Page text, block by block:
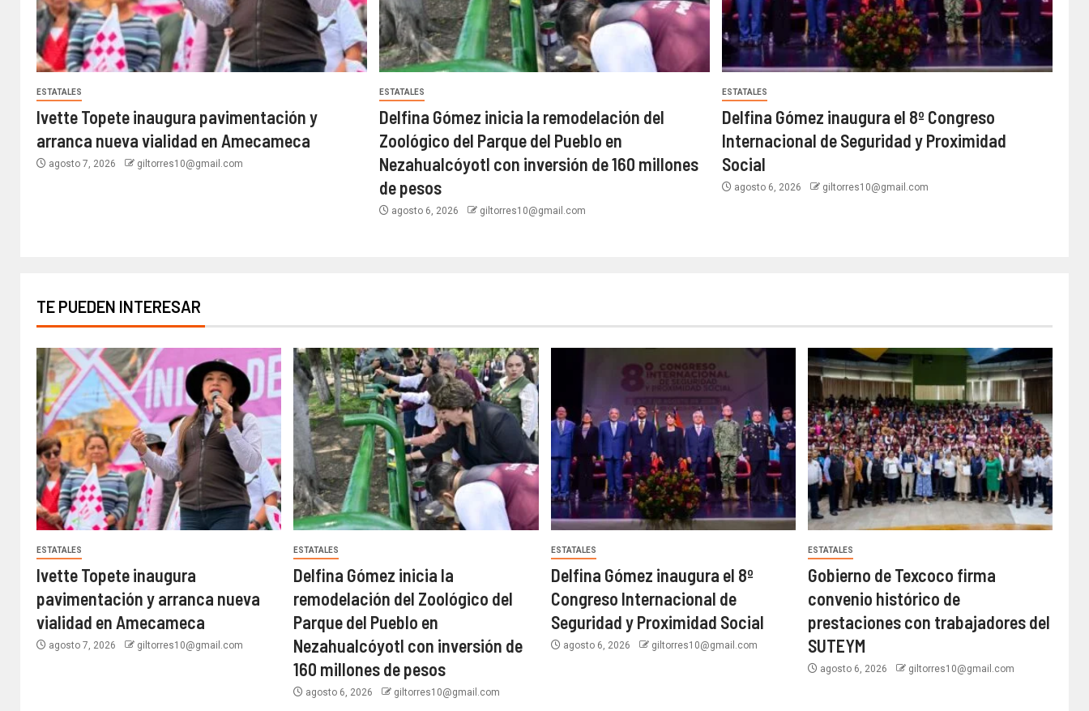
ESTATALES
Ivette Topete inaugura pavimentación y
arranca nueva vialidad en Amecameca
agosto 7, 2026 giltorres10@gmail.com
ESTATALES
Delfina Gómez inicia la remodelación del
Zoológico del Parque del Pueblo en
Nezahualcóyotl con inversión de 160 millones
de pesos
agosto 6, 2026 giltorres10@gmail.com
ESTATALES
Delfina Gómez inaugura el 8º Congreso
Internacional de Seguridad y Proximidad
Social
agosto 6, 2026 giltorres10@gmail.com
TE PUEDEN INTERESAR
ESTATALES
Ivette Topete inaugura
pavimentación y arranca nueva
vialidad en Amecameca
agosto 7, 2026 giltorres10@gmail.com
ESTATALES
Delfina Gómez inicia la
remodelación del Zoológico del
Parque del Pueblo en
Nezahualcóyotl con inversión de
160 millones de pesos
agosto 6, 2026 giltorres10@gmail.com
ESTATALES
Delfina Gómez inaugura el 8º
Congreso Internacional de
Seguridad y Proximidad Social
agosto 6, 2026 giltorres10@gmail.com
ESTATALES
Gobierno de Texcoco firma
convenio histórico de
prestaciones con trabajadores del
SUTEYM
agosto 6, 2026 giltorres10@gmail.com